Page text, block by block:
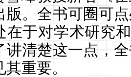
版。全书可圈可
在于对学术研究
讲清楚这一点，
其重要。